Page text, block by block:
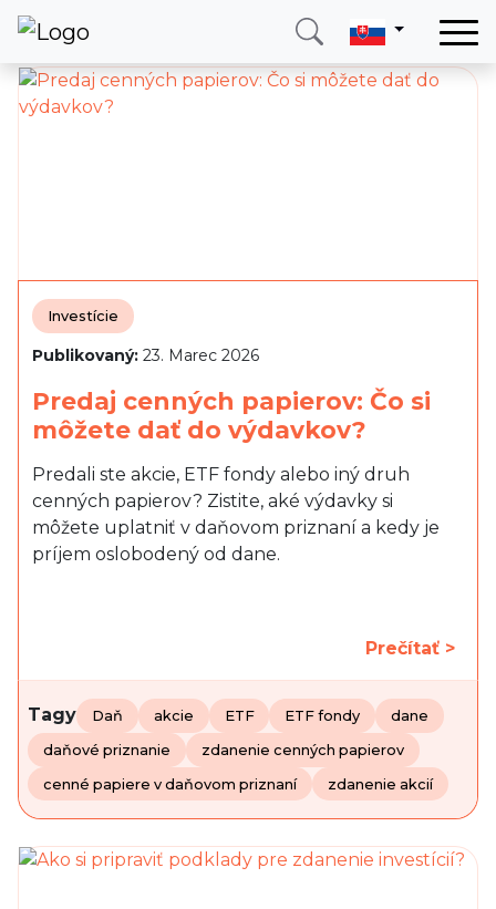
Domov
Služby
Kontakt
Zavolajte mi
Investície
Publikovaný: 23. Marec 2026
Predaj cenných papierov: Čo si
môžete dať do výdavkov?
Predali ste akcie, ETF fondy alebo iný druh
cenných papierov? Zistite, aké výdavky si
môžete uplatniť v daňovom priznaní a kedy je
príjem oslobodený od dane.
Prečítať >
Tagy Daň akcie ETF ETF fondy dane
daňové priznanie zdanenie cenných papierov
cenné papiere v daňovom priznaní zdanenie akcií